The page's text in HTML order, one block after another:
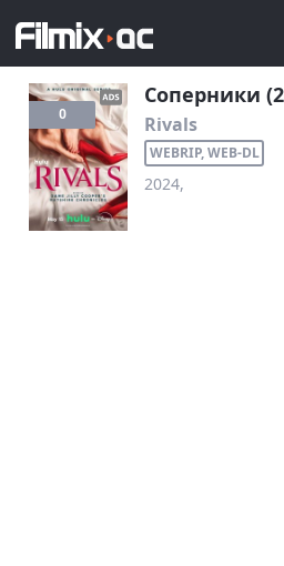
0
Соперники
Rivals
WEBRIP, WEB-DL
2024,